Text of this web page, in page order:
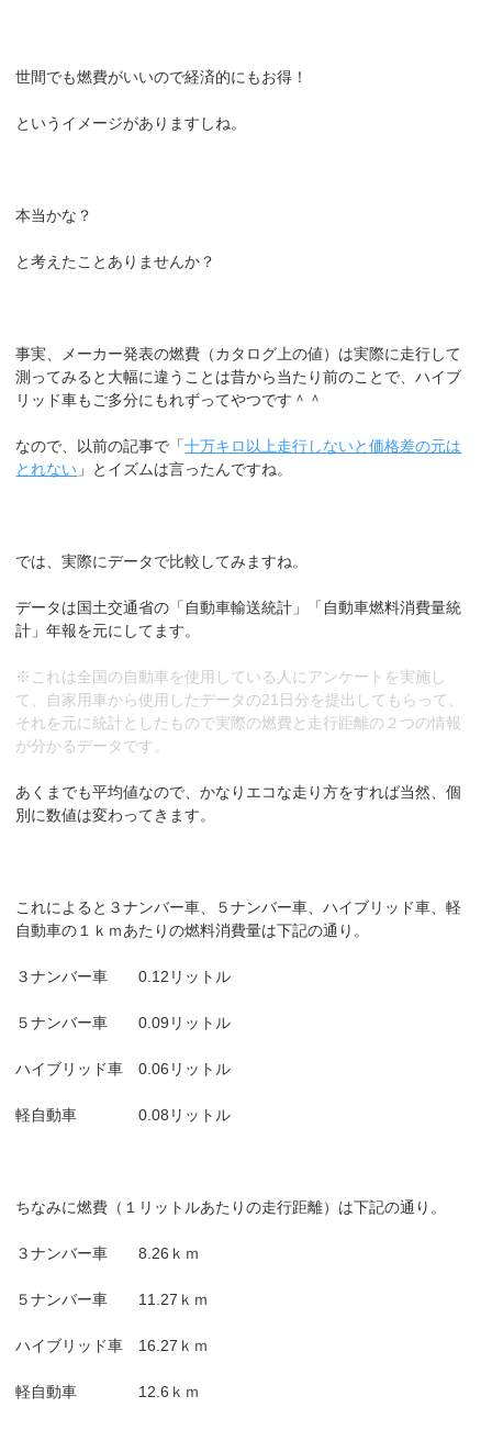
世間でも燃費がいいので経済的にもお得！
というイメージがありますしね。
本当かな？
と考えたことありませんか？
事実、メーカー発表の燃費（カタログ上の値）は実際に走行して
測ってみると大幅に違うことは昔から当たり前のことで、ハイブ
リッド車もご多分にもれずってやつです＾＾
なので、以前の記事で「十万キロ以上走行しないと価格差の元は
とれない 」とイズムは言ったんですね。
では、実際にデータで比較してみますね。
データは国土交通省の「自動車輸送統計」「自動車燃料消費量統
計」年報を元にしてます。
※これは全国の自動車を使用している人にアンケートを実施し
て、自家用車から使用したデータの21日分を提出してもらって、
それを元に統計としたもので実際の燃費と走行距離の２つの情報
が分かるデータです。
あくまでも平均値なので、かなりエコな走り方をすれば当然、個
別に数値は変わってきます。
これによると３ナンバー車、５ナンバー車、ハイブリッド車、軽
自動車の１ｋｍあたりの燃料消費量は下記の通り。
３ナンバー車 0.12リットル
５ナンバー車 0.09リットル
ハイブリッド車 0.06リットル
軽自動車 0.08リットル
ちなみに燃費（１リットルあたりの走行距離）は下記の通り。
３ナンバー車 8.26ｋｍ
５ナンバー車 11.27ｋｍ
ハイブリッド車 16.27ｋｍ
軽自動車 12.6ｋｍ